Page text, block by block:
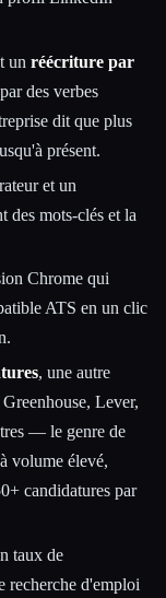
un réécriture par
des verbes
dit que plus
présent.
et un
des mots-clés et la
Chrome qui
ATS en un clic
, une autre
Lever,
— le genre de
volume élevé,
candidatures par
taux de
recherche d'emploi